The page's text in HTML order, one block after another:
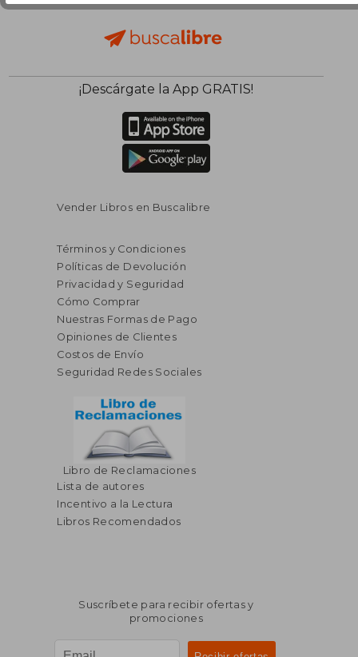
¡Descárgate la App GRATIS!
Vender Libros en Buscalibre
Términos y Condiciones
Políticas de Devolución
Privacidad y Seguridad
Cómo Comprar
Nuestras Formas de Pago
Opiniones de Clientes
Costos de Envío
Seguridad Redes Sociales
Libro de Reclamaciones
Lista de autores
Incentivo a la Lectura
Libros Recomendados
Suscríbete para recibir ofertas y
promociones